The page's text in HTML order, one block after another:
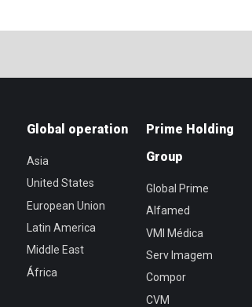
Global operation
Asia
United States
European Union
Latin America
Middle East
África
Prime Holding
Group
Global Prime
Alfamed
VMI Médica
Serv Imagem
Compor
CVM